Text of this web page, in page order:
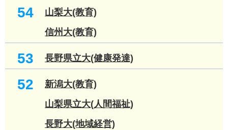
54
山梨大(教育)
信州大(教育)
53 長野県立大(健康発達)
52
新潟大(教育)
山梨県立大(人間福祉)
長野大(地域経営)